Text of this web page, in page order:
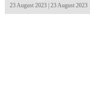
23 August 2023 | 23 August 2023